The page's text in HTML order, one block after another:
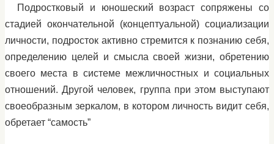
Подростковый и юношеский возраст сопряжены со
стадией окончательной (концептуальной) социализации
личности, подросток активно стремится к познанию себя,
определению целей и смысла своей жизни, обретению
своего места в системе межличностных и социальных
отношений. Другой человек, группа при этом выступают
своеобразным зеркалом, в котором личность видит себя,
обретает “самость”